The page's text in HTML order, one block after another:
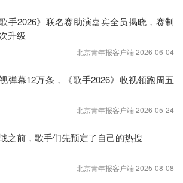
具的互动挑战：在“飙高音”环节，
丹演唱《天路》，随后乔丹则与格
煎熬》的高音部分，尽显实力唱将
活量挑战”中，乔丹与GAI周延进行
吹灭蜡烛，场面妙趣横生。单依纯
米奇学习网络热梗短句，并进行趣
，陈楚生教学乔丹和艾莉西亚演唱
人标准的发音赢得在场歌手赞叹。
们敞开心扉，分享了各自的心声与
上《歌手》舞台虽有紧张与压力，
歌手2026》联名赛助演嘉宾全员揭晓，赛制
升级
北京青年报客户端 2026-06-04
弹幕12万条，《歌手2026》收视领跑周五
北京青年报客户端 2026-05-24
之前，歌手们先预定了自己的热搜
北京青年报客户端 2025-08-08